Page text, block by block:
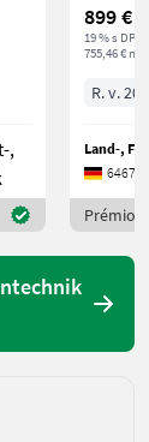
899 €
19 % s DPH
755,46 €
R. v.
Land-,
64678